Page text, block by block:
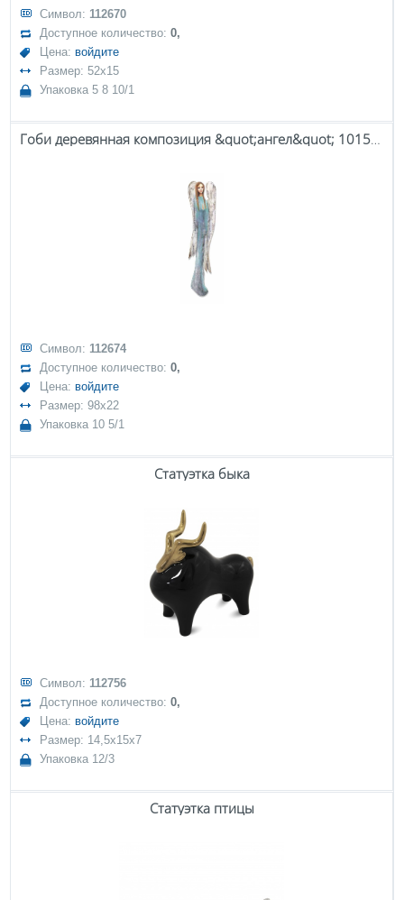
Символ: 112670
Доступное количество:0,
Цена: войдите
Размер: 52x15
Упаковка 5 8 10/1
Гоби деревянная композиция &quot;ангел&quot; 101567
Символ: 112674
Доступное количество:0,
Цена: войдите
Размер: 98x22
Упаковка 10 5/1
Статуэтка быка
Символ: 112756
Доступное количество:0,
Цена: войдите
Размер: 14,5x15x7
Упаковка 12/3
Статуэтка птицы